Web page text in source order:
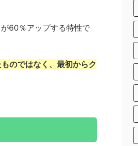
60％アップする特性で
のではなく、最初からク